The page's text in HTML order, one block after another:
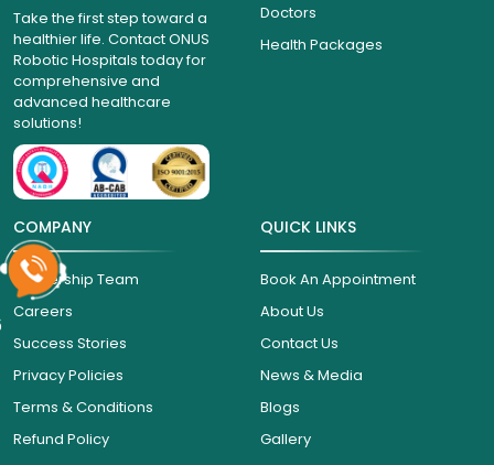
Take the first step toward a
healthier life. Contact ONUS
Robotic Hospitals today for
comprehensive and
advanced healthcare
solutions!
Doctors
Health Packages
COMPANY
Leadership Team
Careers
Success Stories
Privacy Policies
Terms & Conditions
Refund Policy
QUICK LINKS
Book An Appointment
About Us
Contact Us
News & Media
Blogs
Gallery